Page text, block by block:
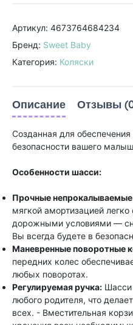
Артикул: 4673764684234
Бренд: Sweet Baby
Категория: Коляски
Описание Отзывы
Созданная для
безопасности вашего
Особенности шасси:
Прочные непрокалываемые
мягкой амортизацией
дорожными условиями —
Вы всегда будете в
Маневренные поворотные
передних колес
любых поворотах.
Регулируемая ручка: Шасси
любого родителя, что
всех. - Вместительная